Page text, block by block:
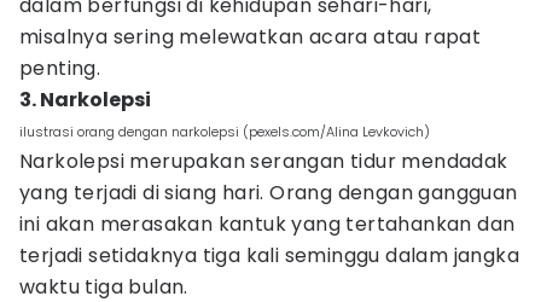
misalnya sering melewatkan acara atau rapat
penting.
3. Narkolepsi
ilustrasi orang dengan narkolepsi (pexels.com/Alina Levkovich)
Narkolepsi merupakan serangan tidur mendadak
yang terjadi di siang hari. Orang dengan gangguan
ini akan merasakan kantuk yang tertahankan dan
terjadi setidaknya tiga kali seminggu dalam jangka
waktu tiga bulan.